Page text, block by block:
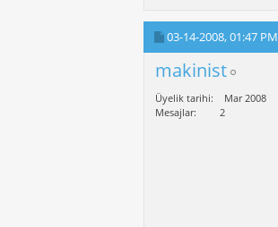
03-14-2008,01:47 PM
makinist
Üyelik tarihi
Mar 2008
Mesajlar
2